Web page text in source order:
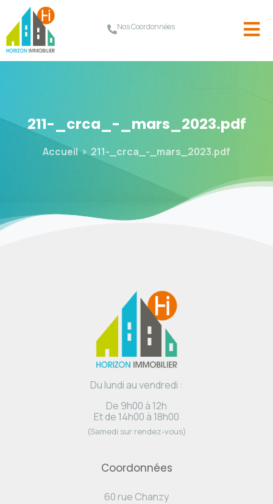
Nos Coordonnées
211-_crca_-_mars_2023.pdf
Accueil 211-_crca_-_mars_2023.pdf
Du lundi au vendredi :
De 9h00 à 12h
Et de 14h00 à 18h00
(Samedi sur rendez-vous)
Coordonnées
60 rue Chanzy